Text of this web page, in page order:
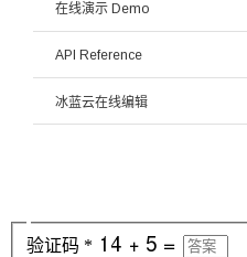
在线演示 Demo
API Reference
冰蓝云在线编辑
验证码 *